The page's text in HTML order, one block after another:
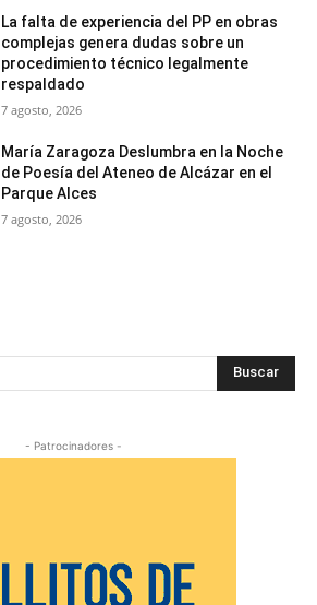
La falta de experiencia del PP en obras
complejas genera dudas sobre un
procedimiento técnico legalmente
respaldado
7 agosto, 2026
María Zaragoza Deslumbra en la Noche
de Poesía del Ateneo de Alcázar en el
Parque Alces
7 agosto, 2026
Buscar
- Patrocinadores -